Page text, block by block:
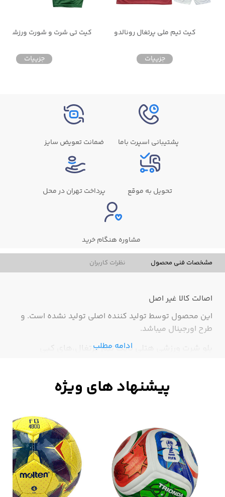
کیت تیم ملی پرتغال رونالدو
جزییات جزییات
پشتیبانی اسپرت باما ضمانت تعویض سایز
تحویل به موقع پرداخت تهران در محل
مشاوره هنگام خرید
مشخصات فنی محصول نظرات کاربران
اصالت کالا غیر اصل
این محصول توسط تولید کننده اصلی تولید نشده است. و
طرح اورجینال میباشد.
پلو شرت ورزشی هتلی نایک تیم پرتغال،های کپی
ادامه مطلب